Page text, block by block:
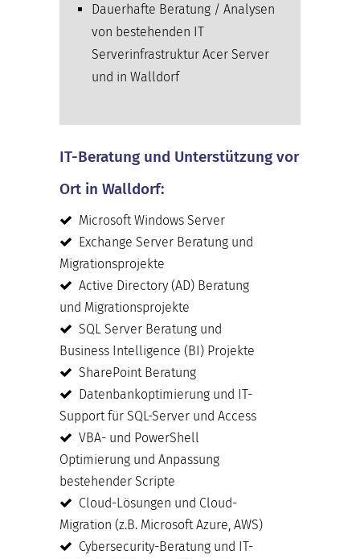
Dauerhafte Beratung / Analysen
von bestehenden IT
Serverinfrastruktur Acer Server
und in Walldorf
IT-Beratung und Unterstützung vor
Ort in Walldorf:
Microsoft Windows Server
Exchange Server Beratung und
Migrationsprojekte
Active Directory (AD) Beratung
und Migrationsprojekte
SQL Server Beratung und
Business Intelligence (BI) Projekte
SharePoint Beratung
Datenbankoptimierung und IT-
Support für SQL-Server und Access
VBA- und PowerShell
Optimierung und Anpassung
bestehender Scripte
Cloud-Lösungen und Cloud-
Migration (z.B. Microsoft Azure, AWS)
Cybersecurity-Beratung und IT-